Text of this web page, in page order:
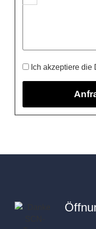
Ich akzeptiere die